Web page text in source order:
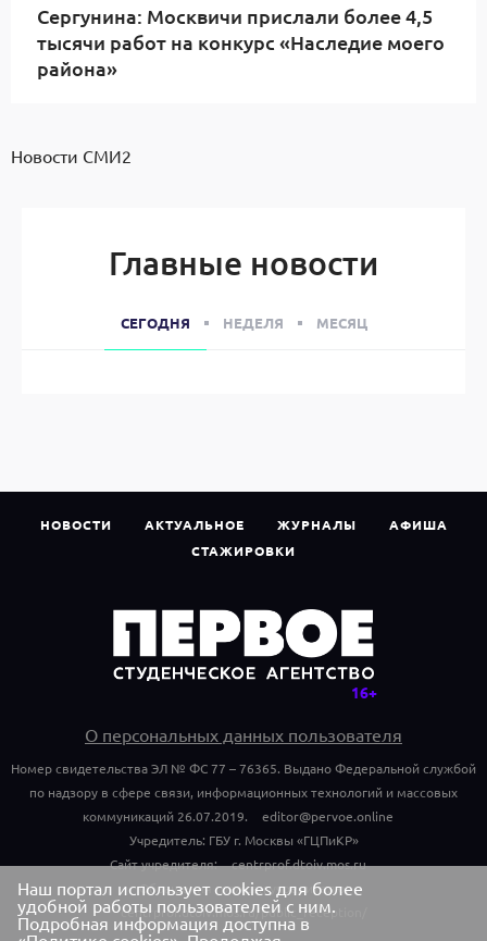
Сергунина: Москвичи прислали более 4,5
тысячи работ на конкурс «Наследие моего
района»
Новости СМИ2
Главные новости
СЕГОДНЯ НЕДЕЛЯ МЕСЯЦ
НОВОСТИ АКТУАЛЬНОЕ ЖУРНАЛЫ
АФИША
СТАЖИРОВКИ
О персональных данных пользователя
Номер свидетельства ЭЛ № ФС 77 – 76365. Выдано Федеральной службой
по надзору в сфере связи, информационных технологий и массовых
коммуникаций 26.07.2019.
editor@pervoe.online
Учредитель: ГБУ г. Москвы «ГЦПиКР»
Сайт учредителя:
centrprof.dtoiv.mos.ru
Обращения граждан учредителю:
centrprof.dtoiv.mos.ru/public_reception/
Наш портал использует cookies для более
удобной работы пользователей с ним.
Подробная информация доступна в